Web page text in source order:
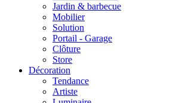
Jardin & barbecue
Mobilier
Solution
Portail - Garage
Clôture
Store
Décoration
Tendance
Artiste